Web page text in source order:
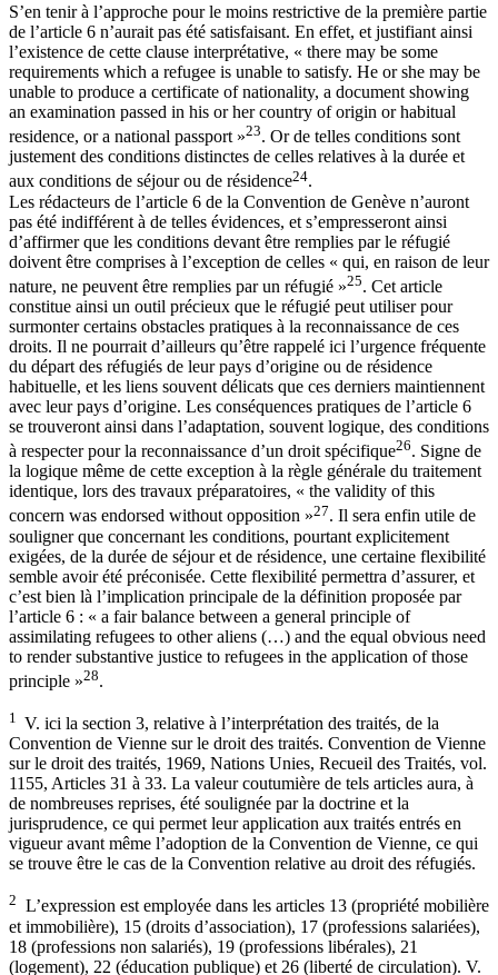
S’en tenir à l’approche pour le moins restrictive de la première partie
de l’article 6 n’aurait pas été satisfaisant. En effet, et justifiant ainsi
l’existence de cette clause interprétative, « there may be some
requirements which a refugee is unable to satisfy. He or she may be
unable to produce a certificate of nationality, a document showing
an examination passed in his or her country of origin or habitual
residence, or a national passport »23. Or de telles conditions sont
justement des conditions distinctes de celles relatives à la durée et
aux conditions de séjour ou de résidence24.
Les rédacteurs de l’article 6 de la Convention de Genève n’auront
pas été indifférent à de telles évidences, et s’empresseront ainsi
d’affirmer que les conditions devant être remplies par le réfugié
doivent être comprises à l’exception de celles « qui, en raison de leur
nature, ne peuvent être remplies par un réfugié »25. Cet article
constitue ainsi un outil précieux que le réfugié peut utiliser pour
surmonter certains obstacles pratiques à la reconnaissance de ces
droits. Il ne pourrait d’ailleurs qu’être rappelé ici l’urgence fréquente
du départ des réfugiés de leur pays d’origine ou de résidence
habituelle, et les liens souvent délicats que ces derniers maintiennent
avec leur pays d’origine. Les conséquences pratiques de l’article 6
se trouveront ainsi dans l’adaptation, souvent logique, des conditions
à respecter pour la reconnaissance d’un droit spécifique26. Signe de
la logique même de cette exception à la règle générale du traitement
identique, lors des travaux préparatoires, « the validity of this
concern was endorsed without opposition »27. Il sera enfin utile de
souligner que concernant les conditions, pourtant explicitement
exigées, de la durée de séjour et de résidence, une certaine flexibilité
semble avoir été préconisée. Cette flexibilité permettra d’assurer, et
c’est bien là l’implication principale de la définition proposée par
l’article 6 : « a fair balance between a general principle of
assimilating refugees to other aliens (…) and the equal obvious need
to render substantive justice to refugees in the application of those
principle »28.
1
V. ici la section 3, relative à l’interprétation des traités, de la
Convention de Vienne sur le droit des traités. Convention de Vienne
sur le droit des traités, 1969, Nations Unies, Recueil des Traités, vol.
1155, Articles 31 à 33. La valeur coutumière de tels articles aura, à
de nombreuses reprises, été soulignée par la doctrine et la
jurisprudence, ce qui permet leur application aux traités entrés en
vigueur avant même l’adoption de la Convention de Vienne, ce qui
se trouve être le cas de la Convention relative au droit des réfugiés.
2 L’expression est employée dans les articles 13 (propriété mobilière
et immobilière), 15 (droits d’association), 17 (professions salariées),
18 (professions non salariés), 19 (professions libérales), 21
(logement), 22 (éducation publique) et 26 (liberté de circulation). V.